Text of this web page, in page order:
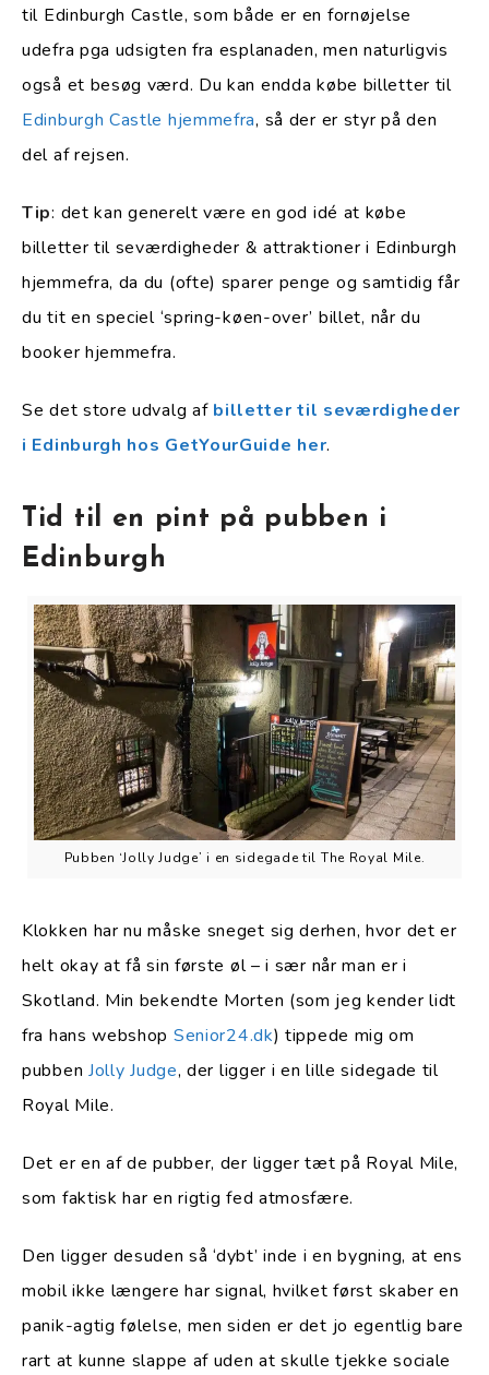
til Edinburgh Castle, som både er en fornøjelse
udefra pga udsigten fra esplanaden, men naturligvis
også et besøg værd. Du kan endda købe billetter til
Edinburgh Castle hjemmefra, så der er styr på den
del af rejsen.
Tip: det kan generelt være en god idé at købe
billetter til seværdigheder & attraktioner i Edinburgh
hjemmefra, da du (ofte) sparer penge og samtidig får
du tit en speciel ‘spring-køen-over’ billet, når du
booker hjemmefra.
Se det store udvalg af billetter til seværdigheder
i Edinburgh hos GetYourGuide her.
Tid til en pint på pubben i
Edinburgh
Pubben ‘Jolly Judge’ i en sidegade til The Royal Mile.
Klokken har nu måske sneget sig derhen, hvor det er
helt okay at få sin første øl – i sær når man er i
Skotland. Min bekendte Morten (som jeg kender lidt
fra hans webshop Senior24.dk) tippede mig om
pubben Jolly Judge, der ligger i en lille sidegade til
Royal Mile.
Det er en af de pubber, der ligger tæt på Royal Mile,
som faktisk har en rigtig fed atmosfære.
Den ligger desuden så ‘dybt’ inde i en bygning, at ens
mobil ikke længere har signal, hvilket først skaber en
panik-agtig følelse, men siden er det jo egentlig bare
rart at kunne slappe af uden at skulle tjekke sociale